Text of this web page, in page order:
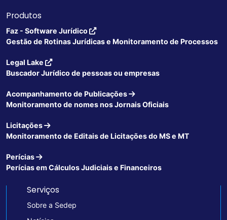
Produtos
Faz - Software Jurídico
Gestão de Rotinas Jurídicas e Monitoramento de Processos
Legal Lake
Buscador Jurídico de pessoas ou empresas
Acompanhamento de Publicações
Monitoramento de nomes nos Jornais Oficiais
Licitações
Monitoramento de Editais de Licitações do MS e MT
Perícias
Perícias em Cálculos Judiciais e Financeiros
Serviços
Sobre a Sedep